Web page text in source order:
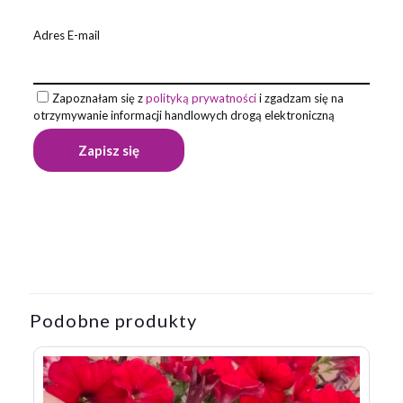
Adres E-mail
Zapoznałam się zpolityką prywatnościi zgadzam się na
otrzymywanie informacji handlowych drogą elektroniczną
aluminiowy Touch Tip Gold, bordowy”
Twój adres email nie zostanie opublikowany.
Wymagane pola
są oznaczone *
Twoja ocena
Podobne produkty